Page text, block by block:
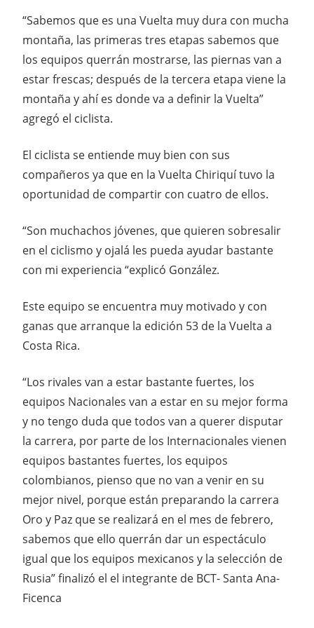
“Sabemos que es una Vuelta muy dura con mucha
montaña, las primeras tres etapas sabemos que
los equipos querrán mostrarse, las piernas van a
estar frescas; después de la tercera etapa viene la
montaña y ahí es donde va a definir la Vuelta”
agregó el ciclista.
El ciclista se entiende muy bien con sus
compañeros ya que en la Vuelta Chiriquí tuvo la
oportunidad de compartir con cuatro de ellos.
“Son muchachos jóvenes, que quieren sobresalir
en el ciclismo y ojalá les pueda ayudar bastante
con mi experiencia “explicó González.
Este equipo se encuentra muy motivado y con
ganas que arranque la edición 53 de la Vuelta a
Costa Rica.
“Los rivales van a estar bastante fuertes, los
equipos Nacionales van a estar en su mejor forma
y no tengo duda que todos van a querer disputar
la carrera, por parte de los Internacionales vienen
equipos bastantes fuertes, los equipos
colombianos, pienso que no van a venir en su
mejor nivel, porque están preparando la carrera
Oro y Paz que se realizará en el mes de febrero,
sabemos que ello querrán dar un espectáculo
igual que los equipos mexicanos y la selección de
Rusia” finalizó el el integrante de BCT- Santa Ana-
Ficenca